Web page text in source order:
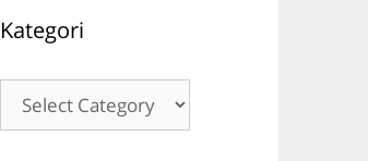
Kategori
Kategori